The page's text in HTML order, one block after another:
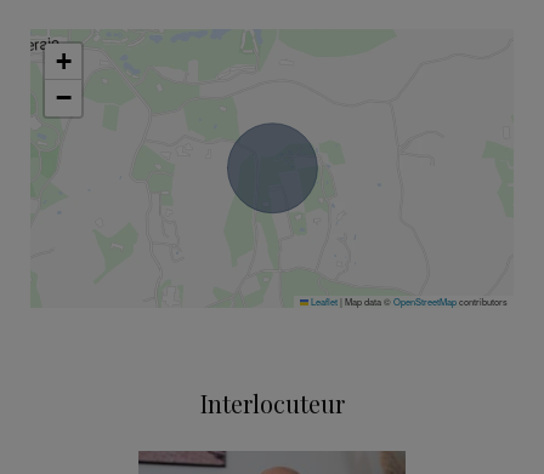
+
−
Leaflet| Map data ©OpenStreetMapcontributors
Interlocuteur